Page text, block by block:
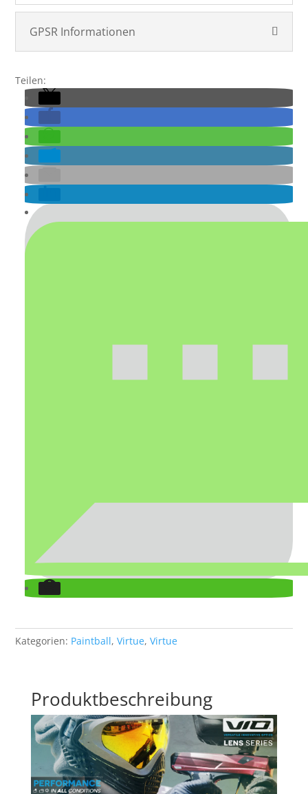
GPSR Informationen
Teilen:
Kategorien: Paintball,Virtue,Virtue
Produktbeschreibung